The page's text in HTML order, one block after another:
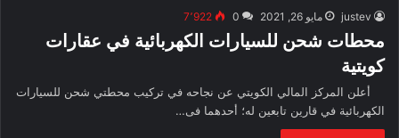
justev مايو 26, 2021 0 7٬922
محطات شحن للسيارات الكهربائية في عقارات
كويتية
أعلن المركز المالي الكويتي عن نجاحه في تركيب محطتي شحن للسيارات
الكهربائية في قارين تابعين له؛ أحدهما فى…